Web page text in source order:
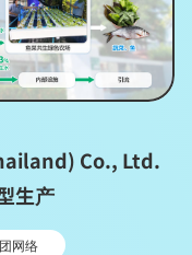
Co., Ltd.
生产
网络